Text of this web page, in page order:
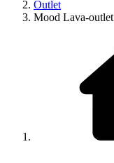
Outlet
Mood Lava-outlet